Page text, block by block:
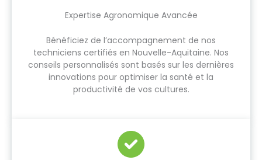
Expertise Agronomique Avancée
Bénéficiez de l’accompagnement de nos
techniciens certifiés en Nouvelle-Aquitaine. Nos
conseils personnalisés sont basés sur les dernières
innovations pour optimiser la santé et la
productivité de vos cultures.